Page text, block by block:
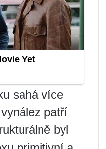
sahá více
patří
byl